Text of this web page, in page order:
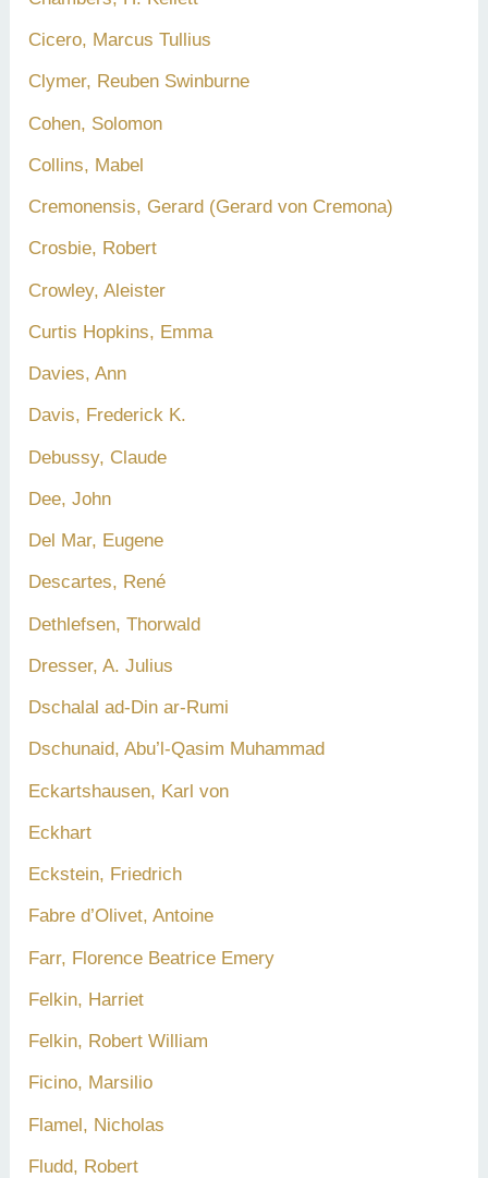
Cicero, Marcus Tullius
Clymer, Reuben Swinburne
Cohen, Solomon
Collins, Mabel
Cremonensis, Gerard (Gerard von Cremona)
Crosbie, Robert
Crowley, Aleister
Curtis Hopkins, Emma
Davies, Ann
Davis, Frederick K.
Debussy, Claude
Dee, John
Del Mar, Eugene
Descartes, René
Dethlefsen, Thorwald
Dresser, A. Julius
Dschalal ad-Din ar-Rumi
Dschunaid, Abu’l-Qasim Muhammad
Eckartshausen, Karl von
Eckhart
Eckstein, Friedrich
Fabre d’Olivet, Antoine
Farr, Florence Beatrice Emery
Felkin, Harriet
Felkin, Robert William
Ficino, Marsilio
Flamel, Nicholas
Fludd, Robert